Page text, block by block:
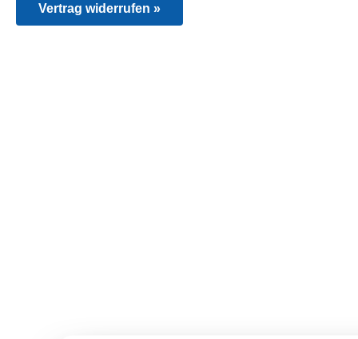
Vertrag widerrufen »